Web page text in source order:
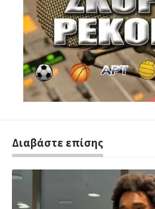
Διαβάστε επίσης